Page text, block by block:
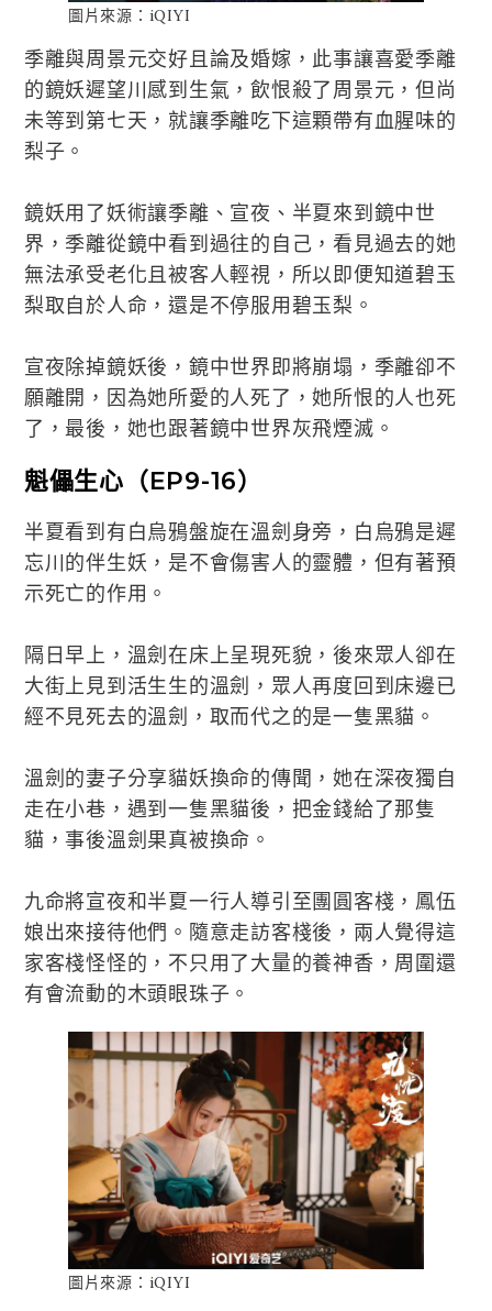
圖片來源：iQIYI
季離與周景元交好且論及婚嫁，此事讓喜愛季離
的鏡妖遲望川感到生氣，飲恨殺了周景元，但尚
未等到第七天，就讓季離吃下這顆帶有血腥味的
梨子。
鏡妖用了妖術讓季離、宣夜、半夏來到鏡中世
界，季離從鏡中看到過往的自己，看見過去的她
無法承受老化且被客人輕視，所以即便知道碧玉
梨取自於人命，還是不停服用碧玉梨。
宣夜除掉鏡妖後，鏡中世界即將崩塌，季離卻不
願離開，因為她所愛的人死了，她所恨的人也死
了，最後，她也跟著鏡中世界灰飛煙滅。
魁儡生心（EP9-16）
半夏看到有白烏鴉盤旋在溫劍身旁，白烏鴉是遲
忘川的伴生妖，是不會傷害人的靈體，但有著預
示死亡的作用。
隔日早上，溫劍在床上呈現死貌，後來眾人卻在
大街上見到活生生的溫劍，眾人再度回到床邊已
經不見死去的溫劍，取而代之的是一隻黑貓。
溫劍的妻子分享貓妖換命的傳聞，她在深夜獨自
走在小巷，遇到一隻黑貓後，把金錢給了那隻
貓，事後溫劍果真被換命。
九命將宣夜和半夏一行人導引至團圓客棧，鳳伍
娘出來接待他們。隨意走訪客棧後，兩人覺得這
家客棧怪怪的，不只用了大量的養神香，周圍還
有會流動的木頭眼珠子。
圖片來源：iQIYI